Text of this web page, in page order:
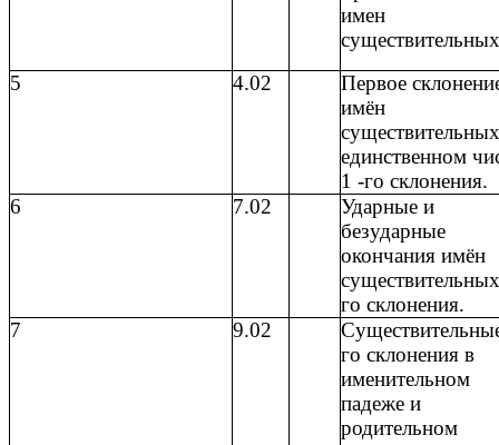
имен
5
4.02
Первое
имён
единственном
1 -го склонения.
6
7.02
Ударные и
безударные
окончания имён
го склонения.
7
9.02
го склонения в
именительном
падеже и
родительном